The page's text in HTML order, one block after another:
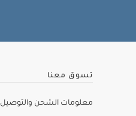
تسوق معنا
معلومات الشحن والتوصيل